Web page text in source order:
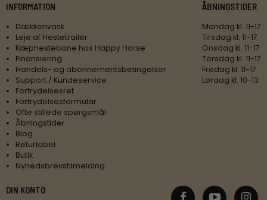
INFORMATION
Dækkenvask
Leje af Hestetrailer
Kæphestebane hos Happy Horse
Finansiering
Handels- og abonnementsbetingelser
Support / Kundeservice
Fortrydelsesret
Fortrydelsesformular
Ofte stillede spørgsmål
Åbningstider
Blog
Returlabel
Butik
Nyhedsbrevstilmelding
ÅBNINGSTIDER
Mandag kl. 11-17
Tirsdag kl. 11-17
Onsdag kl. 11-17
Torsdag kl. 11-17
Fredag kl. 11-17
Lørdag kl. 10-13
DIN KONTO